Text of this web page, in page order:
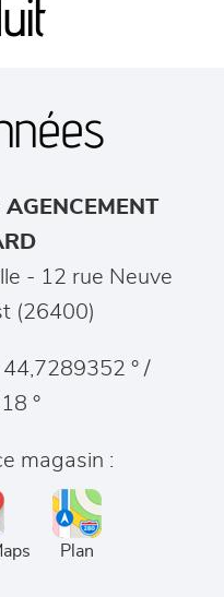
- 12 rue Neuve
(26400)
44,7289352 ° /
°
magasin :
Plan